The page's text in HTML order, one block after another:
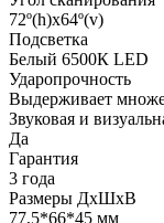
72º(h)x64º(v)
Подсветка
Белый 6500К LED
Ударопрочность
Выдерживает
Звуковая и
Да
Гарантия
3 года
Размеры ДхШхВ
77,5*66*45 мм